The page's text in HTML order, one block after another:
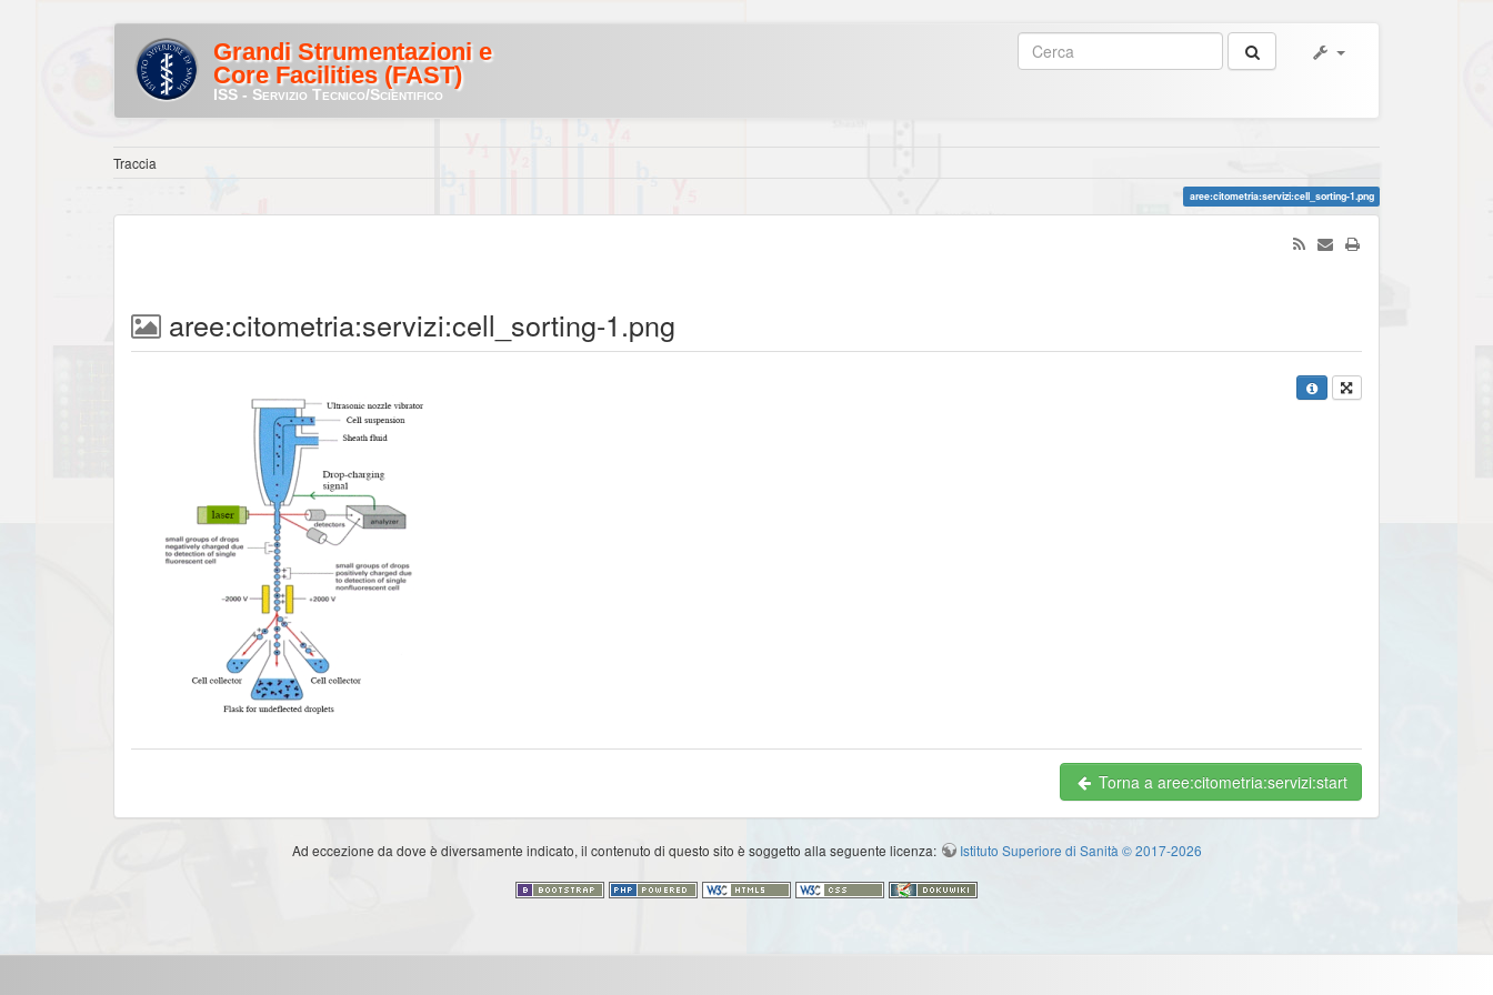
Grandi Strumentazioni e
Core Facilities (FAST)
ISS - Servizio Tecnico/Scientifico
Traccia
aree:citometria:servizi:cell_sorting-1.png
aree:citometria:servizi:cell_sorting-1.png
Torna a aree:citometria:servizi:start
Ad eccezione da dove è diversamente indicato, il contenuto di questo sito è soggetto alla seguente licenza: Istituto Superiore di Sanità © 2017-2026